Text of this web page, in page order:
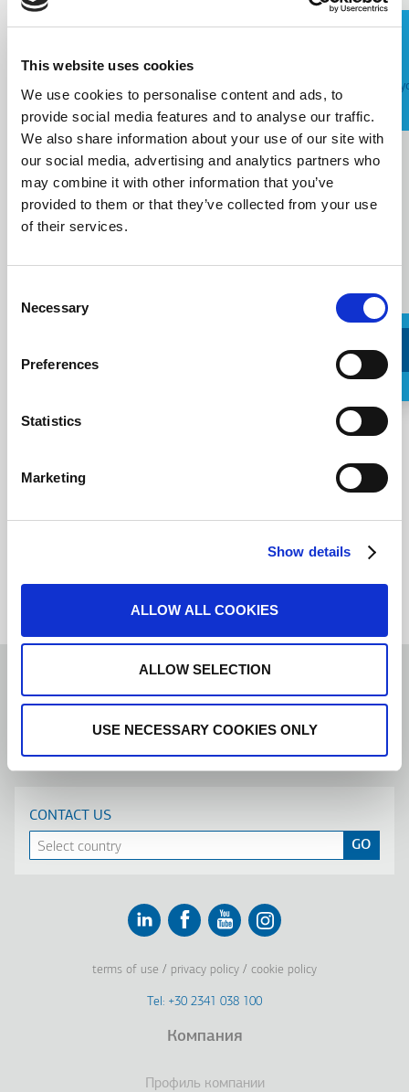
This website uses cookies
We use cookies to personalise content and ads, to
provide social media features and to analyse our traffic.
We also share information about your use of our site with
our social media, advertising and analytics partners who
may combine it with other information that you’ve
provided to them or that they’ve collected from your use
of their services.
Selection
Necessary
Preferences
Statistics
Marketing
Show details
ALLOW ALL COOKIES
ALLOW SELECTION
USE NECESSARY COOKIES ONLY
Я согласен с условиями предоставления
Message
Telephone
Message
CONTACT US
terms of use privacy policy cookie policy
Tel: +30 2341 038 100
Компания
Профиль компании